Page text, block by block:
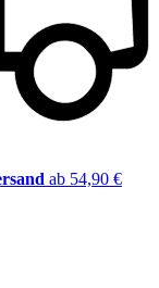
ab 54,90 €